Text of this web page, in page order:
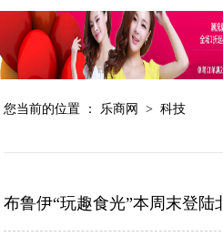
您当前的位置 ： 乐商网 >科技